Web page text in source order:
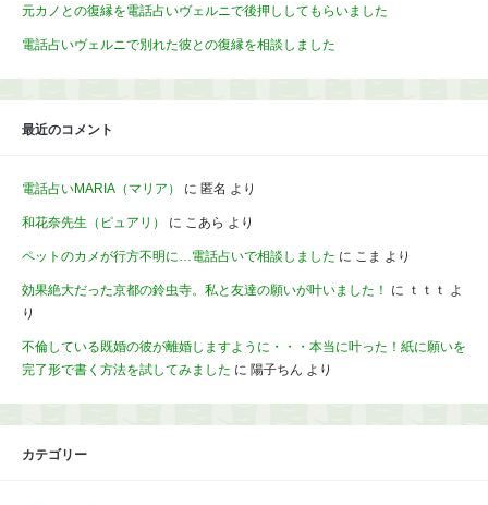
元カノとの復縁を電話占いヴェルニで後押ししてもらいました
電話占いヴェルニで別れた彼との復縁を相談しました
最近のコメント
電話占いMARIA（マリア） に 匿名 より
和花奈先生（ピュアリ） に こあら より
ペットのカメが行方不明に…電話占いで相談しました に こま より
効果絶大だった京都の鈴虫寺。私と友達の願いが叶いました！ に ｔｔｔ よ
り
不倫している既婚の彼が離婚しますように・・・本当に叶った！紙に願いを
完了形で書く方法を試してみました に 陽子ちん より
カテゴリー